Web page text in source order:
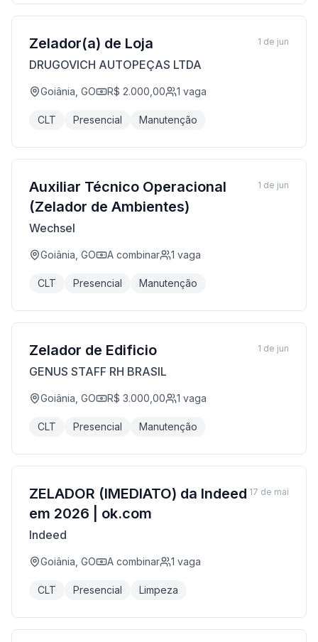
Zelador(a) de Loja
DRUGOVICH AUTOPEÇAS LTDA
Goiânia, GO R$ 2.000,00 1 vaga
CLT Presencial Manutenção
1 de jun
Auxiliar Técnico Operacional
(Zelador de Ambientes)
Wechsel
Goiânia, GO A combinar 1 vaga
CLT Presencial Manutenção
1 de jun
Zelador de Edificio
GENUS STAFF RH BRASIL
Goiânia, GO R$ 3.000,00 1 vaga
CLT Presencial Manutenção
1 de jun
ZELADOR (IMEDIATO) da Indeed
em 2026 | ok.com
Indeed
Goiânia, GO A combinar 1 vaga
CLT Presencial Limpeza
17 de mai